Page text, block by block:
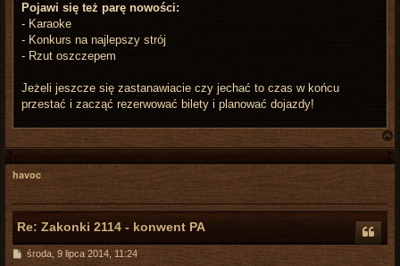
Pojawi się też parę nowości:
- Karaoke
- Konkurs na najlepszy strój
- Rzut oszczepem
Jeżeli jeszcze się zastanawiacie czy jechać to czas w końcu
przestać i zacząć rezerwować bilety i planować dojazdy!
havoc
Re: Zakonki 2114 - konwent PA
Pśroda, 9 lipca 2014, 11:24